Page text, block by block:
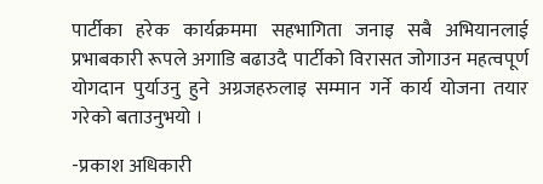
पार्टीका हरेक कार्यक्रममा सहभागिता जनाइ सबै अभियानलाई
प्रभाबकारी रूपले अगाडि बढाउदै पार्टीको विरासत जोगाउन महत्वपूर्ण
योगदान पुर्याउनु हुने अग्रजहरुलाइ सम्मान गर्ने कार्य योजना तयार
गरेको बताउनुभयो ।
-प्रकाश अधिकारी